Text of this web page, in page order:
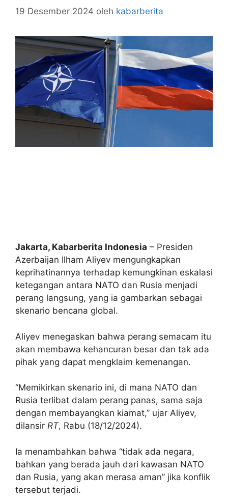
19 Desember 2024 oleh kabarberita
Jakarta, Kabarberita Indonesia – Presiden
Azerbaijan Ilham Aliyev mengungkapkan
keprihatinannya terhadap kemungkinan eskalasi
ketegangan antara NATO dan Rusia menjadi
perang langsung, yang ia gambarkan sebagai
skenario bencana global.
Aliyev menegaskan bahwa perang semacam itu
akan membawa kehancuran besar dan tak ada
pihak yang dapat mengklaim kemenangan.
“Memikirkan skenario ini, di mana NATO dan
Rusia terlibat dalam perang panas, sama saja
dengan membayangkan kiamat,” ujar Aliyev,
dilansir RT, Rabu (18/12/2024).
Ia menambahkan bahwa “tidak ada negara,
bahkan yang berada jauh dari kawasan NATO
dan Rusia, yang akan merasa aman” jika konflik
tersebut terjadi.